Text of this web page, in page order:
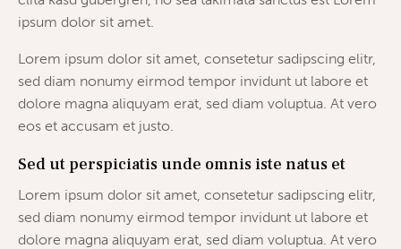
ipsum dolor sit amet.
Lorem ipsum dolor sit amet, consetetur sadipscing elitr,
sed diam nonumy eirmod tempor invidunt ut labore et
dolore magna aliquyam erat, sed diam voluptua. At vero
eos et accusam et justo.
Sed ut perspiciatis unde omnis iste natus et
Lorem ipsum dolor sit amet, consetetur sadipscing elitr,
sed diam nonumy eirmod tempor invidunt ut labore et
dolore magna aliquyam erat, sed diam voluptua. At vero